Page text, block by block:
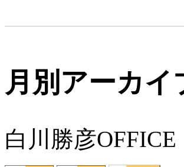
月別アーカイ
白川勝彦OFFICE